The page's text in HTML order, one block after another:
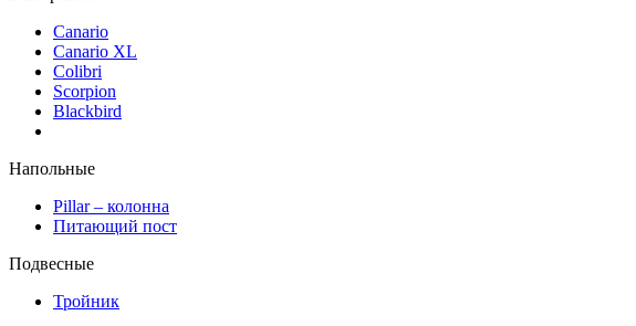
Canario
Canario XL
Colibri
Scorpion
Blackbird
Напольные
Pillar – колонна
Питающий пост
Подвесные
Тройник